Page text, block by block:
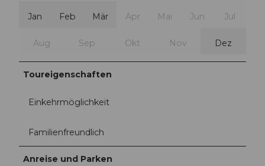
Jan Feb Mär Apr Mai Jun Jul
Aug Sep Okt Nov Dez
Toureigenschaften
Einkehrmöglichkeit
Familienfreundlich
Anreise und Parken